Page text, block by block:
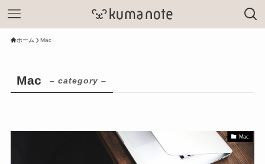
ホーム Mac
Mac – category –
Mac